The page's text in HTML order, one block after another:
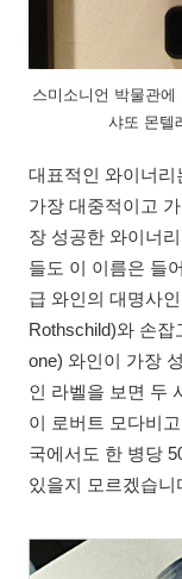
스미소니언 박물관
샤또 몬텔
대표적인 와이너
가장 대중적이고
장 성공한 와이너
들도 이 이름은 들
급 와인의 대명사
Rothschild)와 손
one) 와인이 가장
인 라벨을 보면 두
이 로버트 모다비
국에서도 한 병당
있을지 모르겠습니